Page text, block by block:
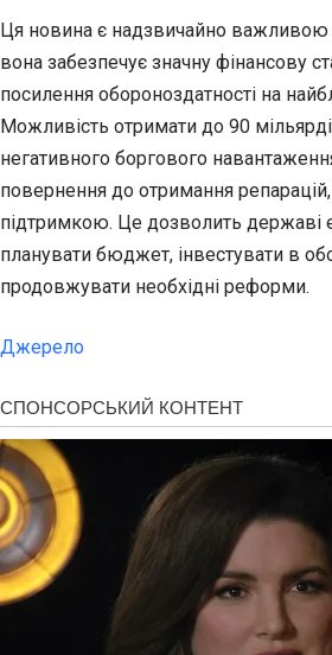
Ця новина є надзвичайно важливою
вона забезпечує значну фінансову
посилення обороноздатності на
Можливість отримати до 90
негативного боргового
повернення до отримання
підтримкою. Це дозволить державі
планувати бюджет, інвестувати в
продовжувати необхідні реформи.
Джерело